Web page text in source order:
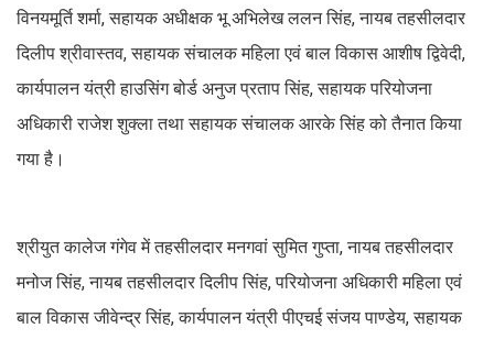
विनयमूर्ति शर्मा, सहायक अधीक्षक भू अभिलेख ललन सिंह, नायब तहसीलदार
दिलीप श्रीवास्तव, सहायक संचालक महिला एवं बाल विकास आशीष द्विवेदी,
कार्यपालन यंत्री हाउसिंग बोर्ड अनुज प्रताप सिंह, सहायक परियोजना
अधिकारी राजेश शुक्ला तथा सहायक संचालक आरके सिंह को तैनात किया
गया है।
श्रीयुत कालेज गंगेव में तहसीलदार मनगवां सुमित गुप्ता, नायब तहसीलदार
मनोज सिंह, नायब तहसीलदार दिलीप सिंह, परियोजना अधिकारी महिला एवं
बाल विकास जीवेन्द्र सिंह, कार्यपालन यंत्री पीएचई संजय पाण्डेय, सहायक